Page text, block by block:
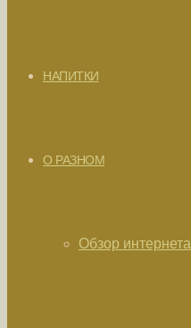
НАПИТКИ
О РАЗНОМ
Обзор интернета